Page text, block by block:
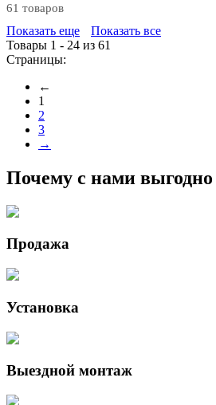
61 товаров
Показать еще
Показать все
Товары 1 - 24 из 61
Страницы:
←
1
2
3
→
Почему с нами выгодно
Продажа
Установка
Выездной монтаж